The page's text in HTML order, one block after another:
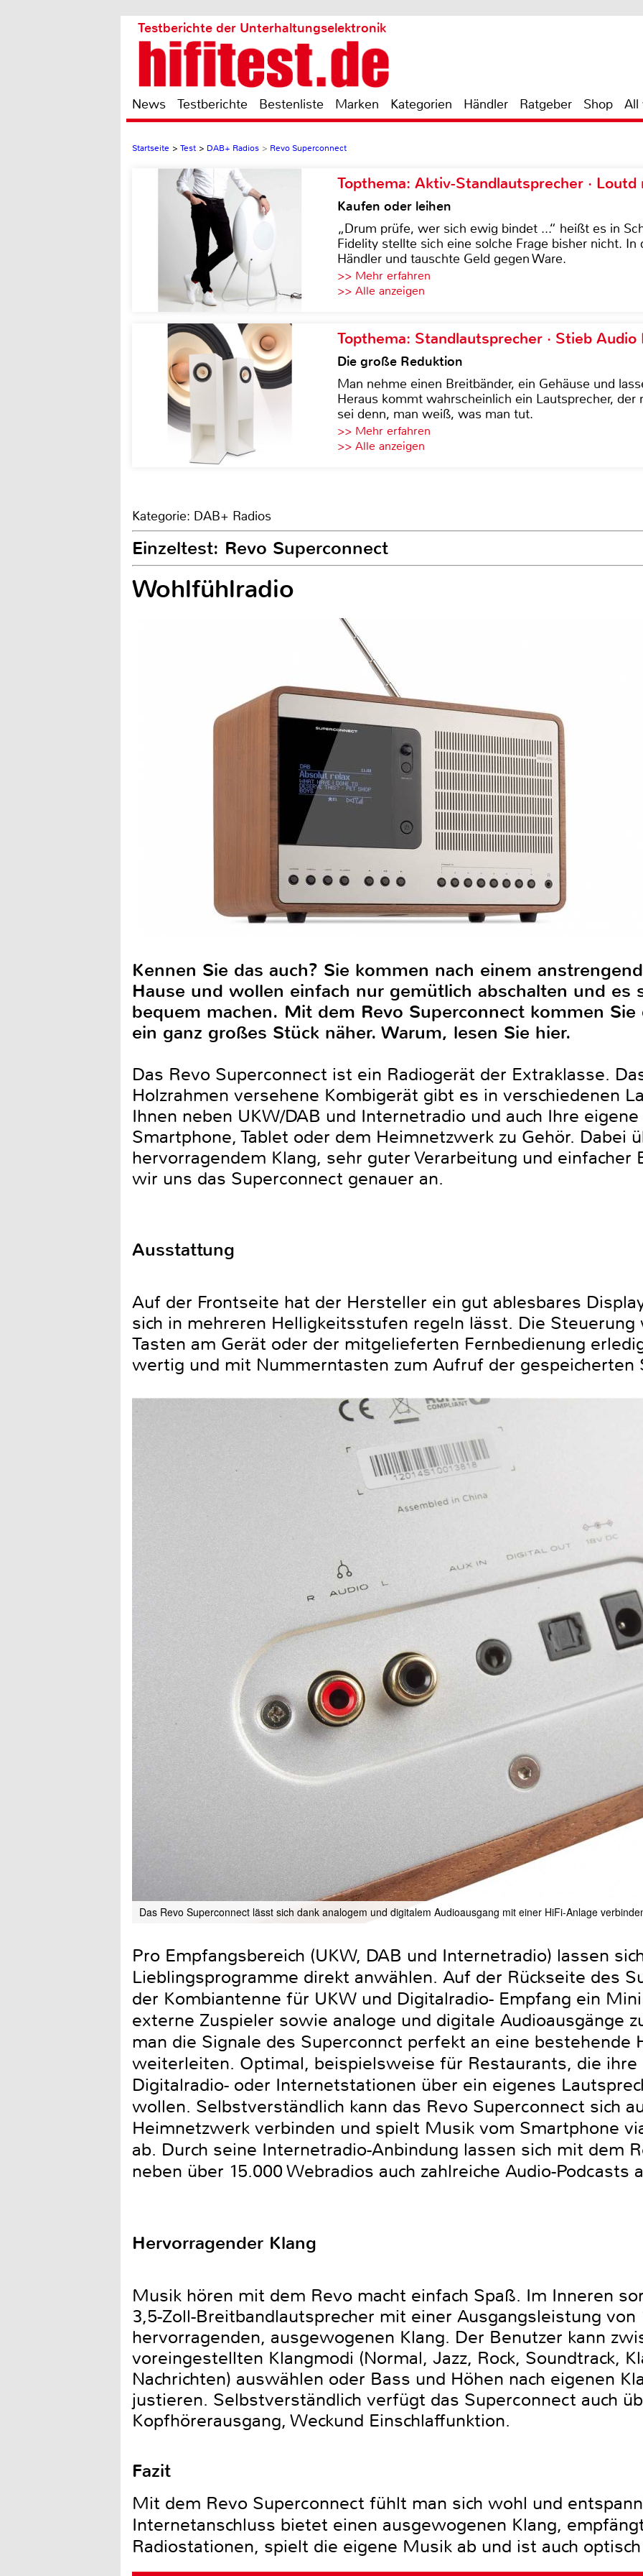
Testberichte der Unterhaltungselektronik
News Testberichte Bestenliste Marken Kategorien Händler Ratgeber Shop All
Startseite > Test > DAB+ Radios > Revo Superconnect
Topthema: Aktiv-Standlautsprecher · Loutd
Kaufen oder leihen
„Drum prüfe, wer sich ewig bindet ...“ heißt es in
Fidelity stellte sich eine solche Frage bisher nicht. In
Händler und tauschte Geld gegen Ware.
>> Mehr erfahren
>> Alle anzeigen
Topthema: Standlautsprecher · Stieb Audio
Die große Reduktion
Man nehme einen Breitbänder, ein Gehäuse und
Heraus kommt wahrscheinlich ein Lautsprecher,
sei denn, man weiß, was man tut.
>> Mehr erfahren
>> Alle anzeigen
Kategorie: DAB+ Radios
Einzeltest: Revo Superconnect
Wohlfühlradio
Kennen Sie das auch? Sie kommen nach einem
Hause und wollen einfach nur gemütlich abschalten und es
bequem machen. Mit dem Revo Superconnect kommen Sie
ein ganz großes Stück näher. Warum, lesen Sie hier.
Das Revo Superconnect ist ein Radiogerät der Extraklasse.
Holzrahmen versehene Kombigerät gibt es in verschiedenen
Ihnen neben UKW/DAB und Internetradio und auch Ihre
Smartphone, Tablet oder dem Heimnetzwerk zu Gehör. Dabei
hervorragendem Klang, sehr guter Verarbeitung und einfacher
wir uns das Superconnect genauer an.
Ausstattung
Auf der Frontseite hat der Hersteller ein gut ablesbares
sich in mehreren Helligkeitsstufen regeln lässt. Die
Tasten am Gerät oder der mitgelieferten Fernbedienung
wertig und mit Nummerntasten zum Aufruf der gespeicherten
Das Revo Superconnect lässt sich dank analogem und digitalem Audioausgang mit einer HiFi-Anlage
Pro Empfangsbereich (UKW, DAB und Internetradio) lassen
Lieblingsprogramme direkt anwählen. Auf der Rückseite des
der Kombiantenne für UKW und Digitalradio- Empfang ein
externe Zuspieler sowie analoge und digitale Audioausgänge
man die Signale des Superconnct perfekt an eine bestehende
weiterleiten. Optimal, beispielsweise für Restaurants, die ihre
Digitalradio- oder Internetstationen über ein eigenes
wollen. Selbstverständlich kann das Revo Superconnect sich
Heimnetzwerk verbinden und spielt Musik vom Smartphone
ab. Durch seine Internetradio-Anbindung lassen sich mit dem
neben über 15.000 Webradios auch zahlreiche Audio-Podcasts
Hervorragender Klang
Musik hören mit dem Revo macht einfach Spaß. Im Inneren
3,5-Zoll-Breitbandlautsprecher mit einer Ausgangsleistung von
hervorragenden, ausgewogenen Klang. Der Benutzer kann
voreingestellten Klangmodi (Normal, Jazz, Rock, Soundtrack,
Nachrichten) auswählen oder Bass und Höhen nach eigenen
justieren. Selbstverständlich verfügt das Superconnect auch
Kopfhörerausgang, Weckund Einschlaffunktion.
Fazit
Mit dem Revo Superconnect fühlt man sich wohl und
Internetanschluss bietet einen ausgewogenen Klang,
Radiostationen, spielt die eigene Musik ab und ist auch